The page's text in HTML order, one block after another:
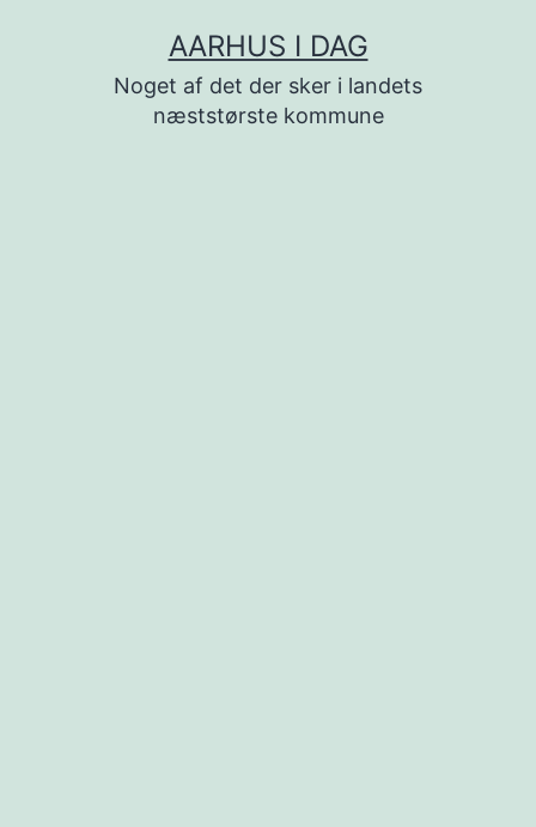
AARHUS I DAG
Noget af det der sker i landets
næststørste kommune